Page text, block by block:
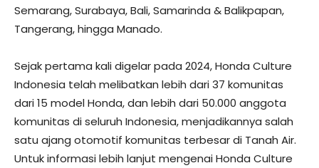
Semarang, Surabaya, Bali, Samarinda & Balikpapan,
Tangerang, hingga Manado.
Sejak pertama kali digelar pada 2024, Honda Culture
Indonesia telah melibatkan lebih dari 37 komunitas
dari 15 model Honda, dan lebih dari 50.000 anggota
komunitas di seluruh Indonesia, menjadikannya salah
satu ajang otomotif komunitas terbesar di Tanah Air.
Untuk informasi lebih lanjut mengenai Honda Culture